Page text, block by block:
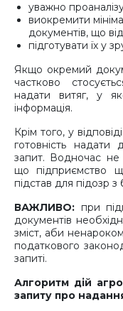
уважно
виокремити
документів, що
підготувати їх у
Якщо окремий
частково
надати витяг, у
інформація.
Крім того, у
готовність
запит. Водночас не
що підприємство
підстав для підозр
ВАЖЛИВО: при
документів
зміст, аби
податкового
запиті.
Алгоритм дій
запиту про